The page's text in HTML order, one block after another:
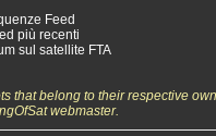
Feed
più recenti
sul satellite FTA
that belong to their respective
webmaster.